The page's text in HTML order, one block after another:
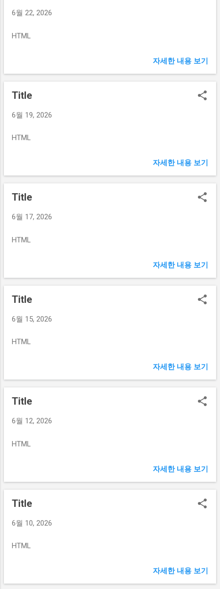
6월 22, 2026
HTML
자세한 내용 보기
Title
6월 19, 2026
HTML
자세한 내용 보기
Title
6월 17, 2026
HTML
자세한 내용 보기
Title
6월 15, 2026
HTML
자세한 내용 보기
Title
6월 12, 2026
HTML
자세한 내용 보기
Title
6월 10, 2026
HTML
자세한 내용 보기